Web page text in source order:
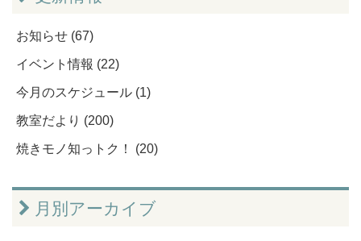
お知らせ (67)
イベント情報 (22)
今月のスケジュール (1)
教室だより (200)
焼きモノ知っトク！ (20)
月別アーカイブ